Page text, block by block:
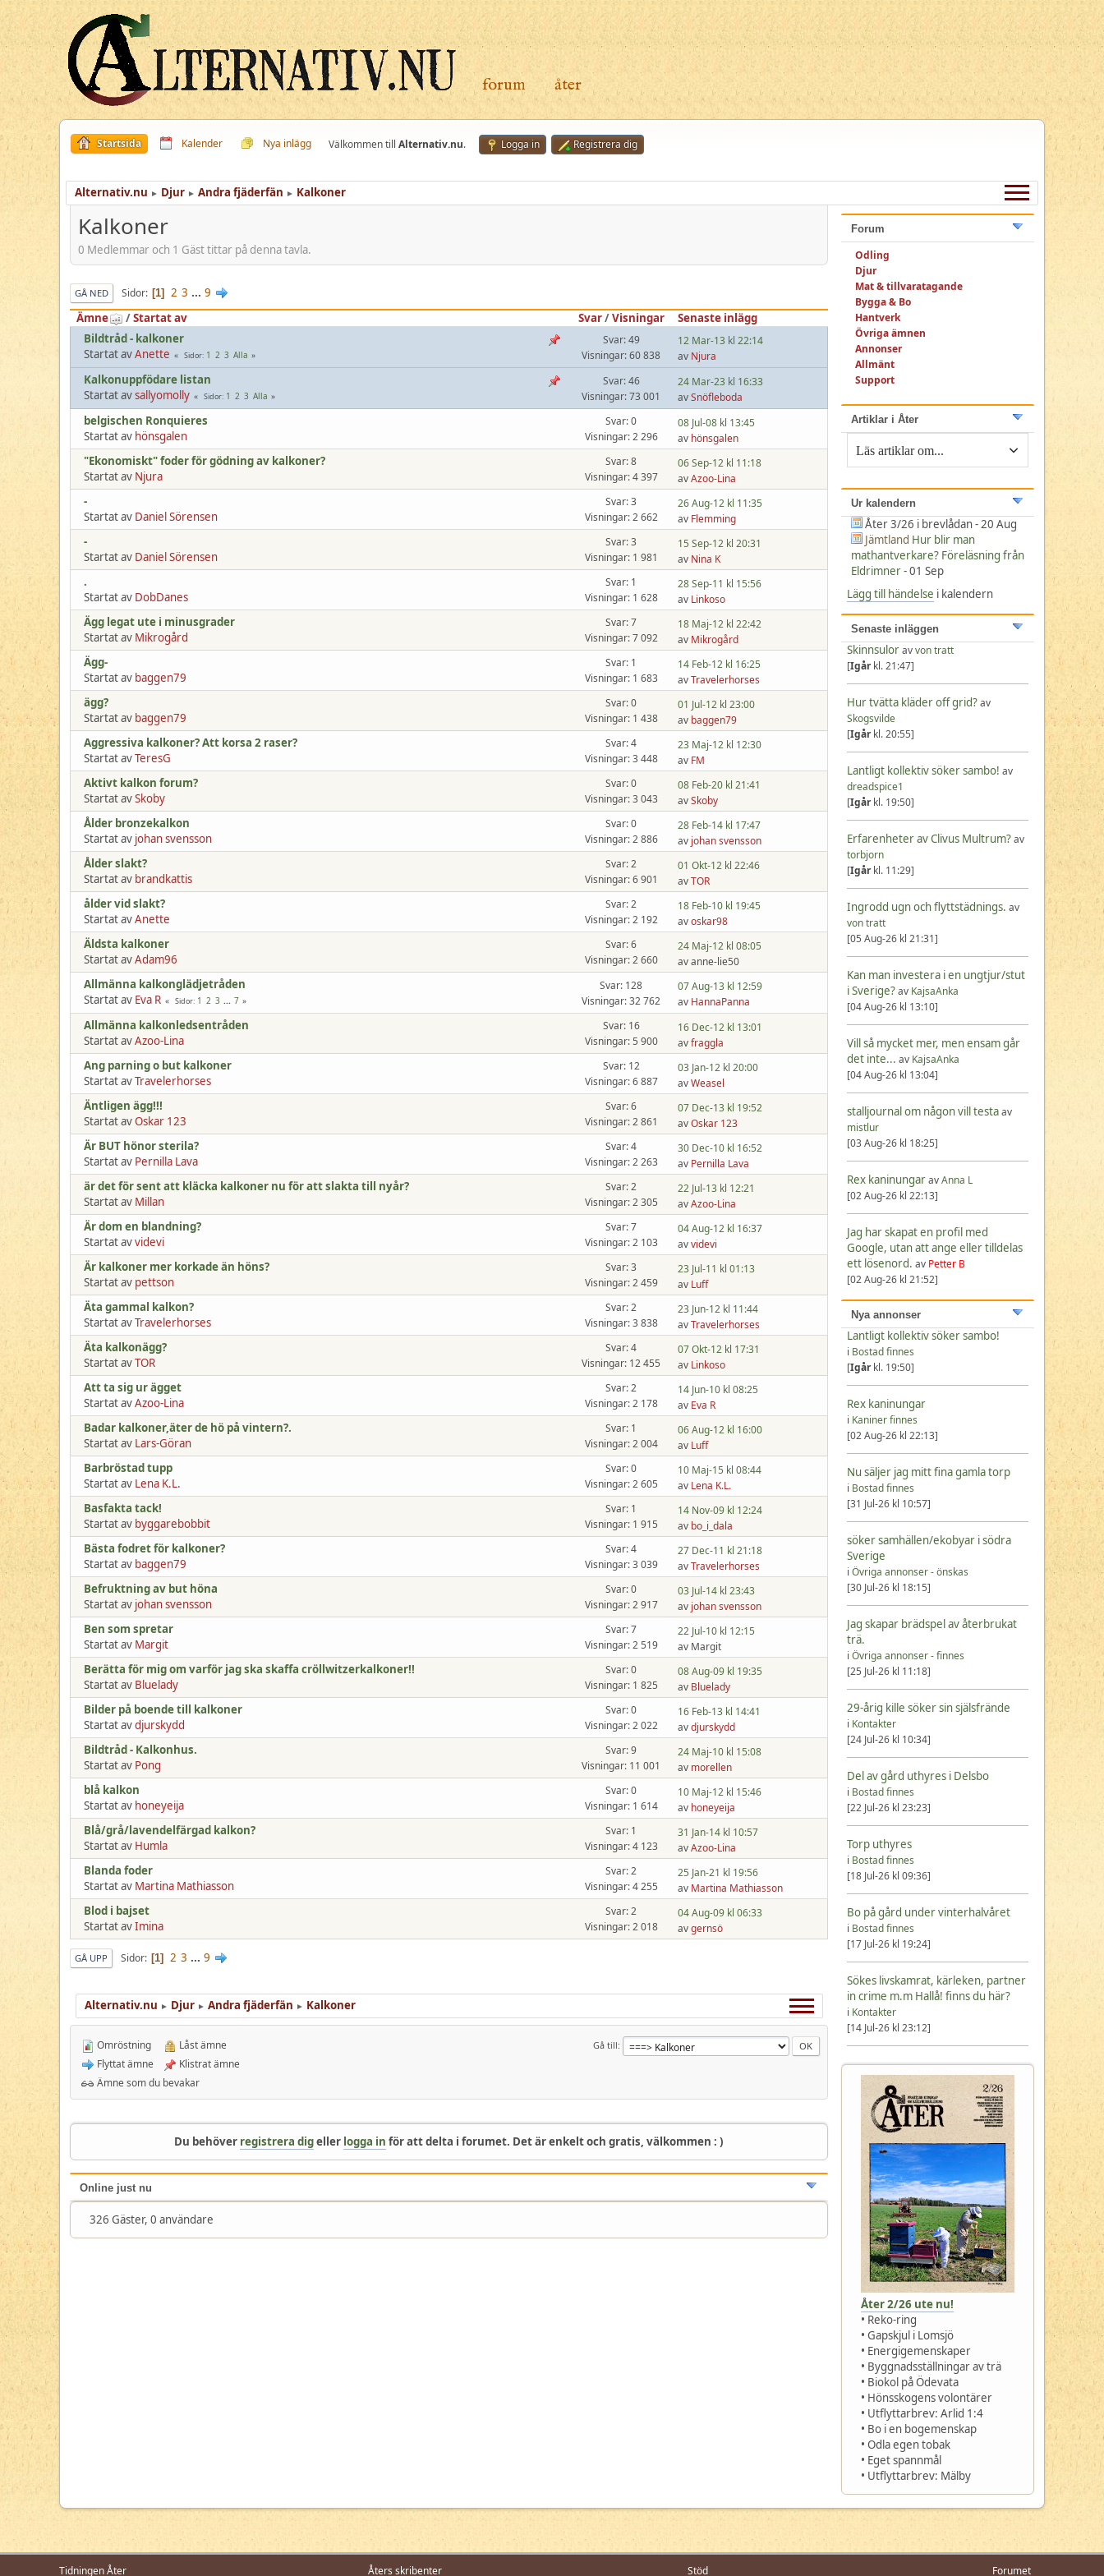
forum åter
Startsida Kalender Nya inlägg Välkommen till Alternativ.nu. Logga in Registrera dig
Alternativ.nu ► Djur ► Andra fjäderfän ► Kalkoner
Kalkoner
0 Medlemmar och 1 Gäst tittar på denna tavla.
GÅ NED Sidor 1 2 3 ... 9
Ämne
/Startat av Svar/Visningar
Senaste inlägg
Bildtråd - kalkoner
Startat avAnette Sidor 1 2 3 Alla
Svar: 49
Visningar: 60 838
12 Mar-13 kl 22:14
av Njura
Kalkonuppfödare listan
Startat avsallyomolly Sidor 1 2 3 Alla
Svar: 46
Visningar: 73 001
24 Mar-23 kl 16:33
avSnöfleboda
belgischen Ronquieres
Startat av hönsgalen
Svar: 0
Visningar: 2 296
08 Jul-08 kl 13:45
av hönsgalen
"Ekonomiskt" foder för gödning av kalkoner?
Startat av Njura
Svar: 8
Visningar: 4 397
06 Sep-12 kl 11:18
avAzoo-Lina
-
Startat av Daniel Sörensen
Svar: 3
Visningar: 2 662
26 Aug-12 kl 11:35
av Flemming
-
Startat av Daniel Sörensen
Svar: 3
Visningar: 1 981
15 Sep-12 kl 20:31
av Nina K
.
Startat av DobDanes
Svar: 1
Visningar: 1 628
28 Sep-11 kl 15:56
av Linkoso
Ägg legat ute i minusgrader
Startat av Mikrogård
Svar: 7
Visningar: 7 092
18 Maj-12 kl 22:42
av Mikrogård
Ägg-
Startat av baggen79
Svar: 1
Visningar: 1 683
14 Feb-12 kl 16:25
avTravelerhorses
ägg?
Startat av baggen79
Svar: 0
Visningar: 1 438
01 Jul-12 kl 23:00
av baggen79
Aggressiva kalkoner? Att korsa 2 raser?
Startat avTeresG
Svar: 4
Visningar: 3 448
23 Maj-12 kl 12:30
av FM
Aktivt kalkon forum?
Startat avSkoby
Svar: 0
Visningar: 3 043
08 Feb-20 kl 21:41
avSkoby
Ålder bronzekalkon
Startat av johan svensson
Svar: 0
Visningar: 2 886
28 Feb-14 kl 17:47
av johan svensson
Ålder slakt?
Startat av brandkattis
Svar: 2
Visningar: 6 901
01 Okt-12 kl 22:46
avTOR
ålder vid slakt?
Startat avAnette
Svar: 2
Visningar: 2 192
18 Feb-10 kl 19:45
avoskar98
Äldsta kalkoner
Startat avAdam96
Svar: 6
Visningar: 2 660
24 Maj-12 kl 08:05
av anne-lie50
Allmänna kalkonglädjetråden
Startat av Eva R Sidor 1 2 3 ... 7
Svar: 128
Visningar: 32 762
07 Aug-13 kl 12:59
av HannaPanna
Allmänna kalkonledsentråden
Startat avAzoo-Lina
Svar: 16
Visningar: 5 900
16 Dec-12 kl 13:01
avfraggla
Ang parning o but kalkoner
Startat avTravelerhorses
Svar: 12
Visningar: 6 887
03 Jan-12 kl 20:00
avWeasel
Äntligen ägg!!!
Startat avOskar 123
Svar: 6
Visningar: 2 861
07 Dec-13 kl 19:52
avOskar 123
Är BUT hönor sterila?
Startat av Pernilla Lava
Svar: 4
Visningar: 2 263
30 Dec-10 kl 16:52
av Pernilla Lava
är det för sent att kläcka kalkoner nu för att slakta till nyår?
Startat av Millan
Svar: 2
Visningar: 2 305
22 Jul-13 kl 12:21
avAzoo-Lina
Är dom en blandning?
Startat avvidevi
Svar: 7
Visningar: 2 103
04 Aug-12 kl 16:37
avvidevi
Är kalkoner mer korkade än höns?
Startat av pettson
Svar: 3
Visningar: 2 459
23 Jul-11 kl 01:13
av Luff
Äta gammal kalkon?
Startat avTravelerhorses
Svar: 2
Visningar: 3 838
23 Jun-12 kl 11:44
avTravelerhorses
Äta kalkonägg?
Startat avTOR
Svar: 4
Visningar: 12 455
07 Okt-12 kl 17:31
av Linkoso
Att ta sig ur ägget
Startat avAzoo-Lina
Svar: 2
Visningar: 2 178
14 Jun-10 kl 08:25
av Eva R
Badar kalkoner,äter de hö på vintern?.
Startat av Lars-Göran
Svar: 1
Visningar: 2 004
06 Aug-12 kl 16:00
av Luff
Barbröstad tupp
Startat av Lena K.L.
Svar: 0
Visningar: 2 605
10 Maj-15 kl 08:44
av Lena K.L.
Basfakta tack!
Startat av byggarebobbit
Svar: 1
Visningar: 1 915
14 Nov-09 kl 12:24
av bo_i_dala
Bästa fodret för kalkoner?
Startat av baggen79
Svar: 4
Visningar: 3 039
27 Dec-11 kl 21:18
avTravelerhorses
Befruktning av but höna
Startat av johan svensson
Svar: 0
Visningar: 2 917
03 Jul-14 kl 23:43
av johan svensson
Ben som spretar
Startat av Margit
Svar: 7
Visningar: 2 519
22 Jul-10 kl 12:15
av Margit
Berätta för mig om varför jag ska skaffa cröllwitzerkalkoner!!
Startat av Bluelady
Svar: 0
Visningar: 1 825
08 Aug-09 kl 19:35
av Bluelady
Bilder på boende till kalkoner
Startat avdjurskydd
Svar: 0
Visningar: 2 022
16 Feb-13 kl 14:41
avdjurskydd
Bildtråd - Kalkonhus.
Startat av Pong
Svar: 9
Visningar: 11 001
24 Maj-10 kl 15:08
av morellen
blå kalkon
Startat av honeyeija
Svar: 0
Visningar: 1 614
10 Maj-12 kl 15:46
av honeyeija
Blå/grå/lavendelfärgad kalkon?
Startat av Humla
Svar: 1
Visningar: 4 123
31 Jan-14 kl 10:57
avAzoo-Lina
Blanda foder
Startat av Martina Mathiasson
Svar: 2
Visningar: 4 255
25 Jan-21 kl 19:56
av Martina Mathiasson
Blod i bajset
Startat avImina
Svar: 2
Visningar: 2 018
04 Aug-09 kl 06:33
avgernsö
GÅ UPP Sidor 1 2 3 ... 9
Alternativ.nu ► Djur ► Andra fjäderfän ► Kalkoner
Gå till
Omröstning
Flyttat ämne
Låst ämne
Klistrat ämne
Ämne som du bevakar
Du behöver registrera digeller logga in för att delta i forumet. Det är enkelt och gratis, välkommen : )
Online just nu
326 Gäster, 0 användare
Forum
Odling
Djur
Mat & tillvaratagande
Bygga & Bo
Hantverk
Övriga ämnen
Annonser
Allmänt
Support
Artiklar i Åter
Ur kalendern
Åter 3/26 i brevlådan - 20 Aug
Jämtland Hur blir man
mathantverkare? Föreläsning från
Eldrimner- 01 Sep
Lägg till händelse i kalendern
Senaste inläggen
Skinnsuloravvon tratt
[Igårkl. 21:47]
Hur tvätta kläder off grid?av
Skogsvilde
[Igårkl. 20:55]
Lantligt kollektiv söker sambo! av
dreadspice1
[Igårkl. 19:50]
Erfarenheter av Clivus Multrum?av
torbjorn
[Igårkl. 11:29]
Ingrodd ugn och flyttstädnings. av
von tratt
[05 Aug-26 kl 21:31]
Kan man investera i en ungtjur/stut
i Sverige?av KajsaAnka
[04 Aug-26 kl 13:10]
Vill så mycket mer, men ensam går
det inte... av KajsaAnka
[04 Aug-26 kl 13:04]
stalljournal om någon vill testaav
mistlur
[03 Aug-26 kl 18:25]
Rex kaninungaravAnna L
[02 Aug-26 kl 22:13]
Jag har skapat en profil med
Google, utan att ange eller tilldelas
ett lösenord. av Petter B
[02 Aug-26 kl 21:52]
Nya annonser
Lantligt kollektiv söker sambo!
i Bostad finnes
[Igårkl. 19:50]
Rex kaninungar
i Kaniner finnes
[02 Aug-26 kl 22:13]
Nu säljer jag mitt fina gamla torp
i Bostad finnes
[31 Jul-26 kl 10:57]
söker samhällen/ekobyar i södra
Sverige
i Övriga annonser - önskas
[30 Jul-26 kl 18:15]
Jag skapar brädspel av återbrukat
trä.
i Övriga annonser - finnes
[25 Jul-26 kl 11:18]
29-årig kille söker sin själsfrände
i Kontakter
[24 Jul-26 kl 10:34]
Del av gård uthyres i Delsbo
i Bostad finnes
[22 Jul-26 kl 23:23]
Torp uthyres
i Bostad finnes
[18 Jul-26 kl 09:36]
Bo på gård under vinterhalvåret
i Bostad finnes
[17 Jul-26 kl 19:24]
Sökes livskamrat, kärleken, partner
in crime m.m Hallå! finns du här?
i Kontakter
[14 Jul-26 kl 23:12]
Åter 2/26 ute nu!
• Reko-ring
• Gapskjul i Lomsjö
• Energigemenskaper
• Byggnadsställningar av trä
• Biokol på Ödevata
• Hönsskogens volontärer
• Utflyttarbrev: Arlid 1:4
• Bo i en bogemenskap
• Odla egen tobak
• Eget spannmål
• Utflyttarbrev: Mälby
Tidningen Åter Åters skribenter Stöd Forumet